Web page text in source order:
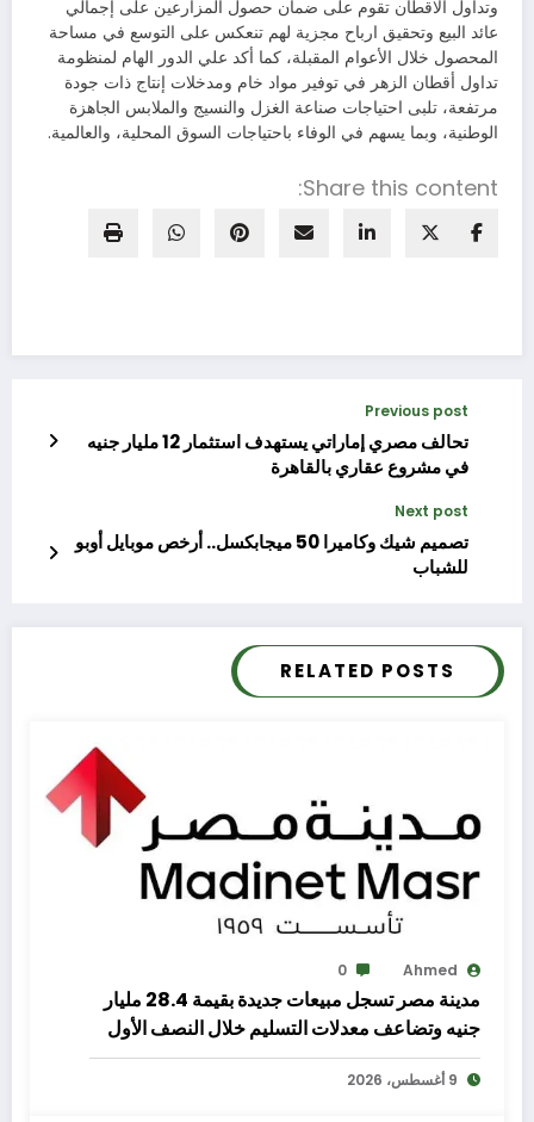
وتداول الاقطان تقوم على ضمان حصول المزارعين على إجمالي
عائد البيع وتحقيق ارباح مجزية لهم تنعكس على التوسع في مساحة
المحصول خلال الأعوام المقبلة، كما أكد علي الدور الهام لمنظومة
تداول أقطان الزهر في توفير مواد خام ومدخلات إنتاج ذات جودة
مرتفعة، تلبى احتياجات صناعة الغزل والنسيج والملابس الجاهزة
الوطنية، وبما يسهم في الوفاء باحتياجات السوق المحلية، والعالمية.
Share this content:
Previous post
تحالف مصري إماراتي يستهدف استثمار 12 مليار جنيه
في مشروع عقاري بالقاهرة
Next post
تصميم شيك وكاميرا 50 ميجابكسل.. أرخص موبايل أوبو
للشباب
RELATED POSTS
Ahmed
0
مدينة مصر تسجل مبيعات جديدة بقيمة 28.4 مليار
جنيه وتضاعف معدلات التسليم خلال النصف الأول
من 2026
9 أغسطس، 2026